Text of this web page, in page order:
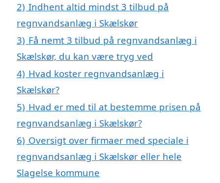
2) Indhent altid mindst 3 tilbud på
regnvandsanlæg i Skælskør
3) Få nemt 3 tilbud på regnvandsanlæg i
Skælskør, du kan være tryg ved
4) Hvad koster regnvandsanlæg i
Skælskør?
5) Hvad er med til at bestemme prisen på
regnvandsanlæg i Skælskør?
6) Oversigt over firmaer med speciale i
regnvandsanlæg i Skælskør eller hele
Slagelse kommune